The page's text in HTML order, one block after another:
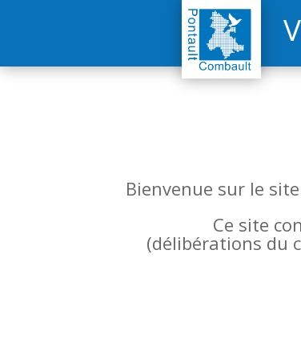
Bienvenue sur le
Ce site
(délibérations du